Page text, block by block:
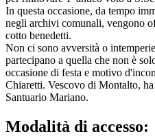
In questa occasione, da tempo
negli archivi comunali, vengono
cotto benedetti.
Non ci sono avversità o
partecipano a quella che non è
occasione di festa e motivo
Chiaretti. Vescovo di Montalto,
Santuario Mariano.
Modalità di accesso: